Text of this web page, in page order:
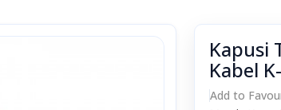
Kapusi
Kabel
Add to